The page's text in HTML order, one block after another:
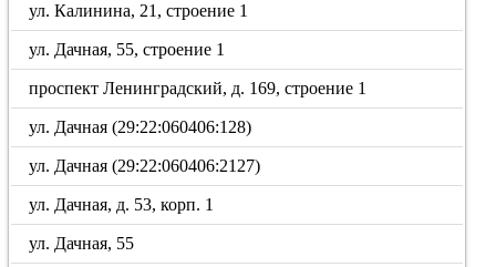
ул. Калинина, 21, строение 1
ул. Дачная, 55, строение 1
проспект Ленинградский, д. 169, строение 1
ул. Дачная (29:22:060406:128)
ул. Дачная (29:22:060406:2127)
ул. Дачная, д. 53, корп. 1
ул. Дачная, 55